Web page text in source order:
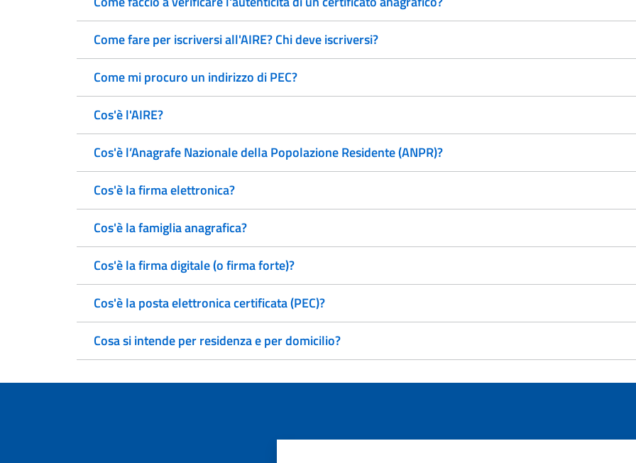
Come fare per iscriversi all'AIRE? Chi deve iscriversi?
Come mi procuro un indirizzo di PEC?
Cos'è l'AIRE?
Cos'è l’Anagrafe Nazionale della Popolazione Residente (ANPR)?
Cos'è la firma elettronica?
Cos'è la famiglia anagrafica?
Cos'è la firma digitale (o firma forte)?
Cos'è la posta elettronica certificata (PEC)?
Cosa si intende per residenza e per domicilio?